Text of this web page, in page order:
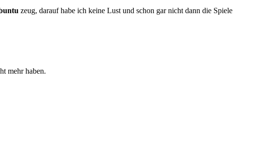
zeug, darauf habe ich keine Lust und schon gar nicht dann die Spiele
mehr haben.